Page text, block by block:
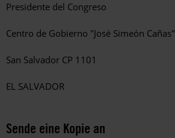
Presidente del Congreso
Centro de Gobierno "José Simeón Cañas"
San Salvador CP 1101
EL SALVADOR
Sende eine Kopie an